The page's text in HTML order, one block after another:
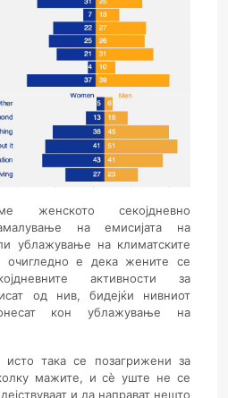
женското секојдневно
на емисијата на
ублажување на климатските
е дека жените се
активности за
од нив, бидејќи нивниот
кон ублажување на
така се позагрижени за
мажите, и сè уште не се
и да направат нешто